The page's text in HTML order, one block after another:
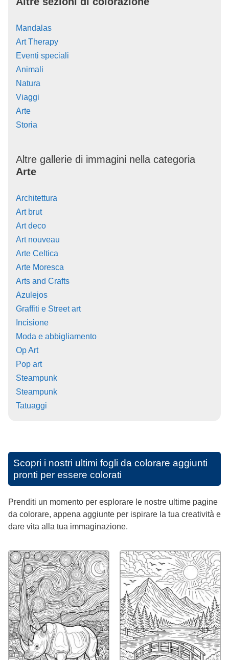
Mandalas
Art Therapy
Eventi speciali
Animali
Natura
Viaggi
Arte
Storia
Altre gallerie di immagini nella categoria
Arte
Architettura
Art brut
Art deco
Art nouveau
Arte Celtica
Arte Moresca
Arts and Crafts
Azulejos
Graffiti e Street art
Incisione
Moda e abbigliamento
Op Art
Pop art
Steampunk
Steampunk
Tatuaggi
Scopri i nostri ultimi fogli da colorare aggiunti
pronti per essere colorati
Prenditi un momento per esplorare le nostre ultime pagine
da colorare, appena aggiunte per ispirare la tua creatività e
dare vita alla tua immaginazione.